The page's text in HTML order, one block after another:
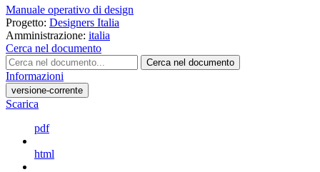
Manuale operativo di design
Progetto: Designers Italia
Amministrazione: italia
Cerca nel documento
Cerca nel documento
Informazioni
versione-corrente
Scarica
pdf
html